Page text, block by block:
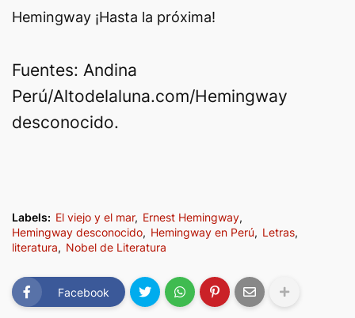
Hemingway ¡Hasta la próxima!
Fuentes: Andina
Perú/Altodelaluna.com/Hemingway
desconocido.
Labels: El viejo y el mar
Ernest Hemingway
Hemingway desconocido
Hemingway en Perú
Letras
literatura
Nobel de Literatura
Facebook